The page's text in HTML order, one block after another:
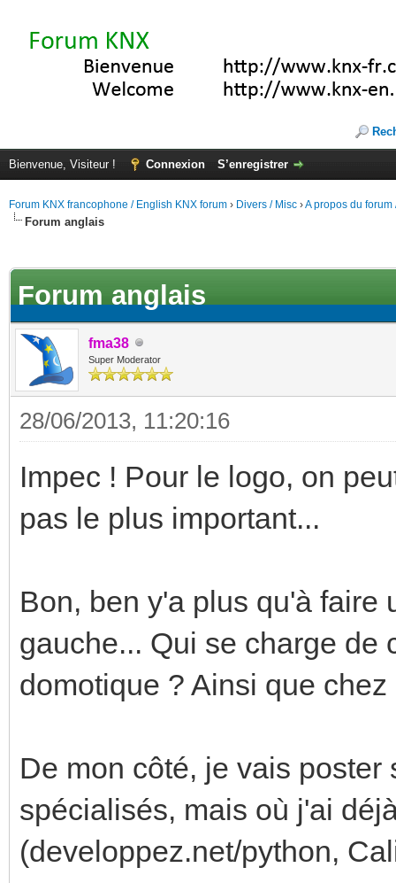
Bienvenue, Visiteur ! Connexion S’enregistrer
Forum KNX francophone / English KNX forum › Divers / Misc ›A propos du forum
Forum anglais
Forum anglais
fma38
Super Moderator
28/06/2013, 11:20:16
Impec ! Pour le logo, on
pas le plus important...
Bon, ben y'a plus qu'à faire
gauche... Qui se charge de
domotique ? Ainsi que
De mon côté, je vais
spécialisés, mais où j'ai
(developpez.net/python,